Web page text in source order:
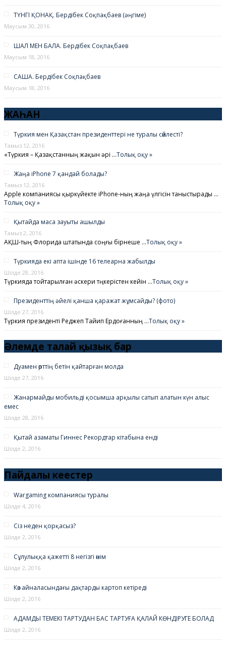
ТҮНГІ ҚОНАҚ. Бердібек Соқпақбаев (әңгіме)
Маусым 30, 2016
ШАЛ МЕН БАЛА. Бердібек Соқпақбаев
Маусым 18, 2016
САША. Бердібек Соқпақбаев
Маусым 18, 2016
ЖАҺАН
Түркия мен Қазақстан президенттері не туралы сөйлесті?
Тамыз 12, 2016
«Түркия – Қазақстанның жақын әрі …Толық оқу »
Жаңа iPhone 7 қандай болады?
Тамыз 12, 2016
Apple компаниясы қыркүйекте iPhone-ның жаңа үлгісін таныстырады …
Толық оқу »
Қытайда маса зауыты ашылды
Тамыз 2, 2016
АҚШ-тың Флорида штатында соңғы бірнеше …Толық оқу »
Түркияда екі апта ішінде 16 телеарна жабылды
Шілде 28, 2016
Түркияда тойтарылған әскери төңкерістен кейін …Толық оқу »
Президенттің әйелі қанша қаражат жұмсайды? (фото)
Шілде 27, 2016
Түркия президенті Реджеп Тайип Ердоғанның …Толық оқу »
Әлемде талай қызық бар
Дуамен өрттің бетін қайтарған молда
Шілде 27, 2016
Жанармайды мобильді қосымша арқылы сатып алатын күн алыс
емес
Шілде 28, 2016
Қытай азаматы Гиннес Рекордтар кітабына енді
Шілде 2, 2016
Пайдалы кеңестер
Wargaming компаниясы туралы
Шілде 4, 2016
Сіз неден қорқасыз?
Шілде 2, 2016
Сұлулыққа қажетті 8 негізгі өнім
Шілде 2, 2016
Көз айналасындағы дақтарды картоп кетіреді
Шілде 2, 2016
АДАМДЫ ТЕМЕКІ ТАРТУДАН БАС ТАРТУҒА ҚАЛАЙ КӨНДІРУГЕ БОЛАД
Шілде 2, 2016